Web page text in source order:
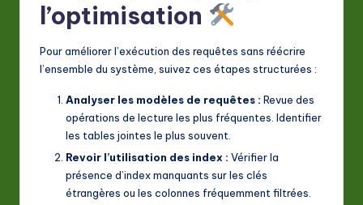
l’optimisation
Pour améliorer l’exécution des requêtes sans réécrire
l’ensemble du système, suivez ces étapes structurées :
Analyser les modèles de requêtes : Revue des
opérations de lecture les plus fréquentes. Identifier
les tables jointes le plus souvent.
Revoir l’utilisation des index : Vérifier la
présence d’index manquants sur les clés
étrangères ou les colonnes fréquemment filtrées.